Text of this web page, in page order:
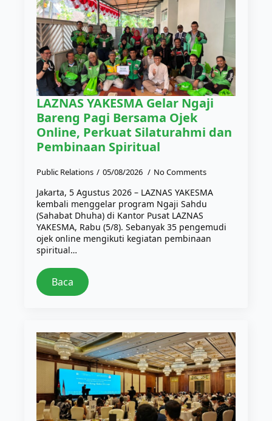
LAZNAS YAKESMA Gelar Ngaji
Bareng Pagi Bersama Ojek
Online, Perkuat Silaturahmi dan
Pembinaan Spiritual
Public Relations 05/08/2026 No Comments
Jakarta, 5 Agustus 2026 – LAZNAS YAKESMA
kembali menggelar program Ngaji Sahdu
(Sahabat Dhuha) di Kantor Pusat LAZNAS
YAKESMA, Rabu (5/8). Sebanyak 35 pengemudi
ojek online mengikuti kegiatan pembinaan
spiritual…
Baca